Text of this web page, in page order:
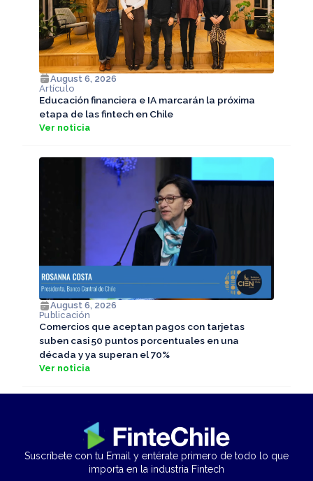
August 6, 2026
Artículo
Educación financiera e IA marcarán la próxima
etapa de las fintech en Chile
Ver noticia
August 6, 2026
Publicación
Comercios que aceptan pagos con tarjetas
suben casi 50 puntos porcentuales en una
década y ya superan el 70%
Ver noticia
Suscríbete con tu Email y entérate primero de todo lo que
importa en la industria Fintech